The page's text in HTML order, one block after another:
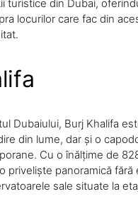
turistice din Dubai,
locurilor care fac din
Dubaiului, Burj Khalifa
din lume, dar și o
Cu o înălțime de
priveliște panoramică fără
sale situate la